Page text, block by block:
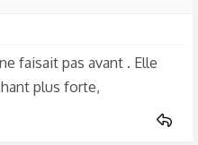
faisait pas avant . Elle
plus forte,